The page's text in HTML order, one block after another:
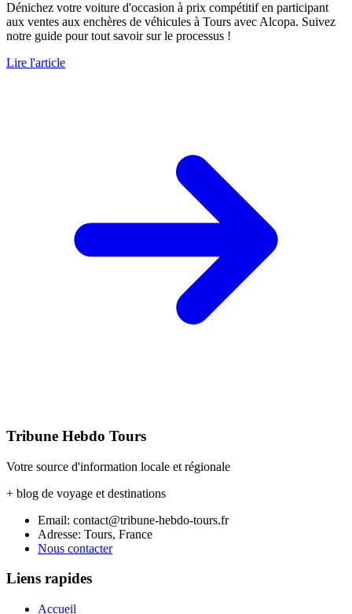
Dénichez votre voiture d'occasion à prix compétitif en participant
aux ventes aux enchères de véhicules à Tours avec Alcopa. Suivez
notre guide pour tout savoir sur le processus !
Lire l'article
Tribune Hebdo Tours
Votre source d'information locale et régionale
+ blog de voyage et destinations
Email: contact@tribune-hebdo-tours.fr
Adresse: Tours, France
Nous contacter
Liens rapides
Accueil